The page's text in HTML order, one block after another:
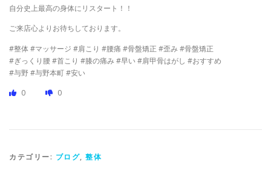
自分史上最高の身体にリスタート！！
ご来店心よりお待ちしております。
#整体 #マッサージ #肩こり #腰痛 #骨盤矯正 #歪み #骨盤矯正
#ぎっくり腰 #首こり #膝の痛み #早い #肩甲骨はがし #おすすめ
#与野 #与野本町 #安い
0
0
カテゴリー: ブログ, 整体